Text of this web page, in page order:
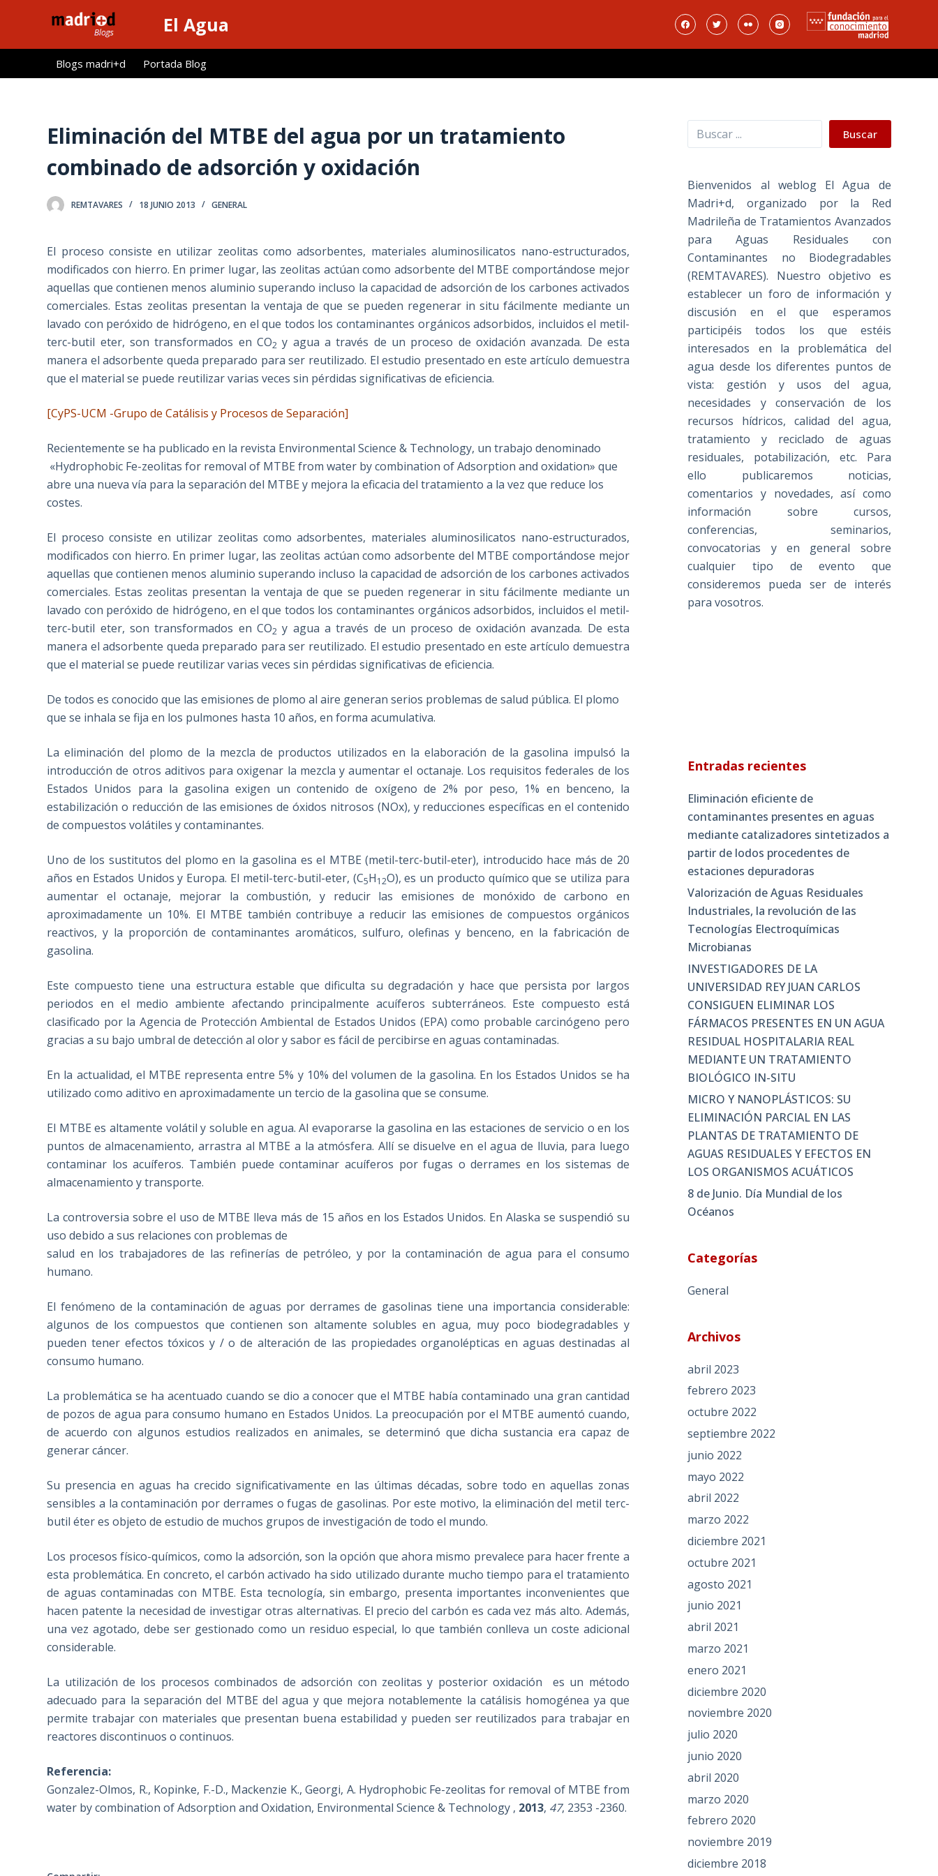
l
El Agua
Blogs madri+d Portada Blog
Eliminación del MTBE del agua por un tratamiento
combinado de adsorción y oxidación
REMTAVARES 18 JUNIO 2013 GENERAL
El proceso consiste en utilizar zeolitas como adsorbentes, materiales aluminosilicatos nano-estructurados,
modificados con hierro. En primer lugar, las zeolitas actúan como adsorbente del MTBE comportándose mejor
aquellas que contienen menos aluminio superando incluso la capacidad de adsorción de los carbones activados
comerciales. Estas zeolitas presentan la ventaja de que se pueden regenerar in situ fácilmente mediante un
lavado con peróxido de hidrógeno, en el que todos los contaminantes orgánicos adsorbidos, incluidos el metil-
terc-butil eter, son transformados en CO2 y agua a través de un proceso de oxidación avanzada. De esta
manera el adsorbente queda preparado para ser reutilizado. El estudio presentado en este artículo demuestra
que el material se puede reutilizar varias veces sin pérdidas significativas de eficiencia.
[CyPS-UCM -Grupo de Catálisis y Procesos de Separación]
Recientemente se ha publicado en la revista Environmental Science & Technology, un trabajo denominado
«Hydrophobic Fe-zeolitas for removal of MTBE from water by combination of Adsorption and oxidation» que
abre una nueva vía para la separación del MTBE y mejora la eficacia del tratamiento a la vez que reduce los
costes.
El proceso consiste en utilizar zeolitas como adsorbentes, materiales aluminosilicatos nano-estructurados,
modificados con hierro. En primer lugar, las zeolitas actúan como adsorbente del MTBE comportándose mejor
aquellas que contienen menos aluminio superando incluso la capacidad de adsorción de los carbones activados
comerciales. Estas zeolitas presentan la ventaja de que se pueden regenerar in situ fácilmente mediante un
lavado con peróxido de hidrógeno, en el que todos los contaminantes orgánicos adsorbidos, incluidos el metil-
terc-butil eter, son transformados en CO2 y agua a través de un proceso de oxidación avanzada. De esta
manera el adsorbente queda preparado para ser reutilizado. El estudio presentado en este artículo demuestra
que el material se puede reutilizar varias veces sin pérdidas significativas de eficiencia.
De todos es conocido que las emisiones de plomo al aire generan serios problemas de salud pública. El plomo
que se inhala se fija en los pulmones hasta 10 años, en forma acumulativa.
La eliminación del plomo de la mezcla de productos utilizados en la elaboración de la gasolina impulsó la
introducción de otros aditivos para oxigenar la mezcla y aumentar el octanaje. Los requisitos federales de los
Estados Unidos para la gasolina exigen un contenido de oxígeno de 2% por peso, 1% en benceno, la
estabilización o reducción de las emisiones de óxidos nitrosos (NOx), y reducciones específicas en el contenido
de compuestos volátiles y contaminantes.
Uno de los sustitutos del plomo en la gasolina es el MTBE (metil-terc-butil-eter), introducido hace más de 20
años en Estados Unidos y Europa. El metil-terc-butil-eter, (C5H12O), es un producto químico que se utiliza para
aumentar el octanaje, mejorar la combustión, y reducir las emisiones de monóxido de carbono en
aproximadamente un 10%. El MTBE también contribuye a reducir las emisiones de compuestos orgánicos
reactivos, y la proporción de contaminantes aromáticos, sulfuro, olefinas y benceno, en la fabricación de
gasolina.
Este compuesto tiene una estructura estable que dificulta su degradación y hace que persista por largos
periodos en el medio ambiente afectando principalmente acuíferos subterráneos. Este compuesto está
clasificado por la Agencia de Protección Ambiental de Estados Unidos (EPA) como probable carcinógeno pero
gracias a su bajo umbral de detección al olor y sabor es fácil de percibirse en aguas contaminadas.
En la actualidad, el MTBE representa entre 5% y 10% del volumen de la gasolina. En los Estados Unidos se ha
utilizado como aditivo en aproximadamente un tercio de la gasolina que se consume.
El MTBE es altamente volátil y soluble en agua. Al evaporarse la gasolina en las estaciones de servicio o en los
puntos de almacenamiento, arrastra al MTBE a la atmósfera. Allí se disuelve en el agua de lluvia, para luego
contaminar los acuíferos. También puede contaminar acuíferos por fugas o derrames en los sistemas de
almacenamiento y transporte.
La controversia sobre el uso de MTBE lleva más de 15 años en los Estados Unidos. En Alaska se suspendió su
uso debido a sus relaciones con problemas de
salud en los trabajadores de las refinerías de petróleo, y por la contaminación de agua para el consumo
humano.
El fenómeno de la contaminación de aguas por derrames de gasolinas tiene una importancia considerable:
algunos de los compuestos que contienen son altamente solubles en agua, muy poco biodegradables y
pueden tener efectos tóxicos y / o de alteración de las propiedades organolépticas en aguas destinadas al
consumo humano.
La problemática se ha acentuado cuando se dio a conocer que el MTBE había contaminado una gran cantidad
de pozos de agua para consumo humano en Estados Unidos. La preocupación por el MTBE aumentó cuando,
de acuerdo con algunos estudios realizados en animales, se determinó que dicha sustancia era capaz de
generar cáncer.
Su presencia en aguas ha crecido significativamente en las últimas décadas, sobre todo en aquellas zonas
sensibles a la contaminación por derrames o fugas de gasolinas. Por este motivo, la eliminación del metil terc-
butil éter es objeto de estudio de muchos grupos de investigación de todo el mundo.
Los procesos físico-químicos, como la adsorción, son la opción que ahora mismo prevalece para hacer frente a
esta problemática. En concreto, el carbón activado ha sido utilizado durante mucho tiempo para el tratamiento
de aguas contaminadas con MTBE. Esta tecnología, sin embargo, presenta importantes inconvenientes que
hacen patente la necesidad de investigar otras alternativas. El precio del carbón es cada vez más alto. Además,
una vez agotado, debe ser gestionado como un residuo especial, lo que también conlleva un coste adicional
considerable.
La utilización de los procesos combinados de adsorción con zeolitas y posterior oxidación es un método
adecuado para la separación del MTBE del agua y que mejora notablemente la catálisis homogénea ya que
permite trabajar con materiales que presentan buena estabilidad y pueden ser reutilizados para trabajar en
reactores discontinuos o continuos.
Referencia:
Gonzalez-Olmos, R., Kopinke, F.-D., Mackenzie K., Georgi, A. Hydrophobic Fe-zeolitas for removal of MTBE from
water by combination of Adsorption and Oxidation, Environmental Science & Technology , 2013, 47, 2353 -2360.
Buscar Buscar
Bienvenidos al weblog El Agua de
Madri+d, organizado por la Red
Madrileña de Tratamientos Avanzados
para Aguas Residuales con
Contaminantes no Biodegradables
(REMTAVARES). Nuestro objetivo es
establecer un foro de información y
discusión en el que esperamos
participéis todos los que estéis
interesados en la problemática del
agua desde los diferentes puntos de
vista: gestión y usos del agua,
necesidades y conservación de los
recursos hídricos, calidad del agua,
tratamiento y reciclado de aguas
residuales, potabilización, etc. Para
ello publicaremos noticias,
comentarios y novedades, así como
información sobre cursos,
conferencias, seminarios,
convocatorias y en general sobre
cualquier tipo de evento que
consideremos pueda ser de interés
para vosotros.
Entradas recientes
Eliminación eficiente de
contaminantes presentes en aguas
mediante catalizadores sintetizados a
partir de lodos procedentes de
estaciones depuradoras
Valorización de Aguas Residuales
Industriales, la revolución de las
Tecnologías Electroquímicas
Microbianas
INVESTIGADORES DE LA
UNIVERSIDAD REY JUAN CARLOS
CONSIGUEN ELIMINAR LOS
FÁRMACOS PRESENTES EN UN AGUA
RESIDUAL HOSPITALARIA REAL
MEDIANTE UN TRATAMIENTO
BIOLÓGICO IN-SITU
MICRO Y NANOPLÁSTICOS: SU
ELIMINACIÓN PARCIAL EN LAS
PLANTAS DE TRATAMIENTO DE
AGUAS RESIDUALES Y EFECTOS EN
LOS ORGANISMOS ACUÁTICOS
8 de Junio. Día Mundial de los
Océanos
Categorías
General
Archivos
abril 2023
febrero 2023
octubre 2022
septiembre 2022
junio 2022
mayo 2022
abril 2022
marzo 2022
diciembre 2021
octubre 2021
agosto 2021
junio 2021
abril 2021
marzo 2021
enero 2021
diciembre 2020
noviembre 2020
julio 2020
junio 2020
abril 2020
marzo 2020
febrero 2020
noviembre 2019
diciembre 2018